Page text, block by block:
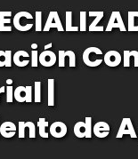
|
de